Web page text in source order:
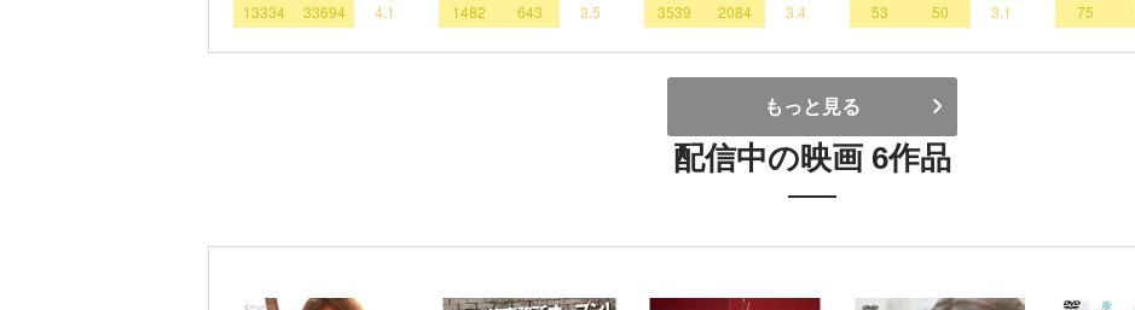
13334 33694 4.1 1482 643 3.5 3539 2084 3.4 53 50 3.1 75
もっと見る
配信中の映画 6作品